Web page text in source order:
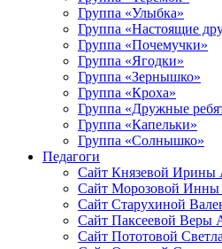
Группа «Улыбка»
Группа «Настоящие
Группа «Почемучки»
Группа «Ягодки»
Группа «Зернышко»
Группа «Кроха»
Группа «Дружные
Группа «Капельки»
Группа «Солнышко»
Педагоги
Сайт Князевой Ирины
Сайт Морозовой Инны
Сайт Старухиной
Сайт Паксеевой Веры
Сайт Пототовой